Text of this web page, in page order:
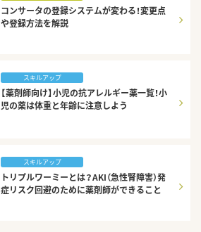
コンサータの登録システムが変わる！変更点
や登録方法を解説
スキルアップ
【薬剤師向け】小児の抗アレルギー薬一覧！小
児の薬は体重と年齢に注意しよう
スキルアップ
トリプルワーミーとは？AKI（急性腎障害）発
症リスク回避のために薬剤師ができること